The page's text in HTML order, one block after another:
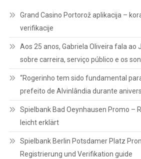
Grand Casino Portorož aplikacija –
verifikacije
Aos 25 anos, Gabriela Oliveira fala ao
sobre carreira, serviço público e os
“Rogerinho tem sido fundamental
prefeito de Alvinlândia durante
Spielbank Bad Oeynhausen Promo –
leicht erklärt
Spielbank Berlin Potsdamer Platz
Registrierung und Verifikation guide